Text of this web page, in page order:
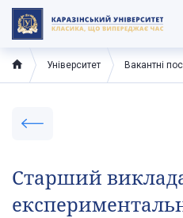
Університет Вакантні
Старший